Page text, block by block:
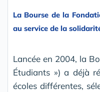
La Bourse de la
au service de la
Lancée en 2004, la
Étudiants ») a déjà
écoles différentes,